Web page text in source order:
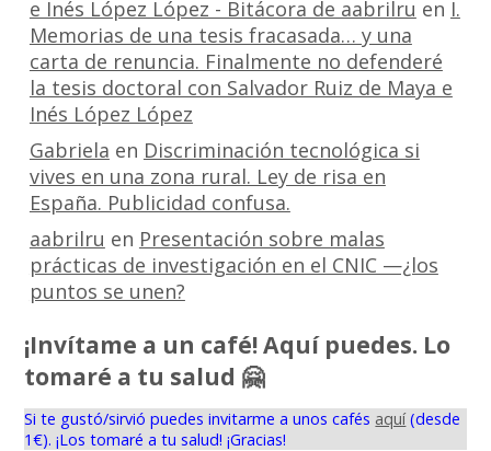
e Inés López López - Bitácora de aabrilru en I.
Memorias de una tesis fracasada… y una
carta de renuncia. Finalmente no defenderé
la tesis doctoral con Salvador Ruiz de Maya e
Inés López López
Gabriela en Discriminación tecnológica si
vives en una zona rural. Ley de risa en
España. Publicidad confusa.
aabrilru en Presentación sobre malas
prácticas de investigación en el CNIC —¿los
puntos se unen?
¡Invítame a un café! Aquí puedes. Lo
tomaré a tu salud 🤗
Si te gustó/sirvió puedes invitarme a unos cafés aquí(desde
1€). ¡Los tomaré a tu salud! ¡Gracias!